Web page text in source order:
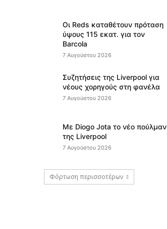
Οι Reds καταθέτουν πρόταση
ύψους 115 εκατ. για τον
Barcola
7 Αυγούστου 2026
Συζητήσεις της Liverpool για
νέους χορηγούς στη φανέλα
7 Αυγούστου 2026
Με Diogo Jota το νέο πούλμαν
της Liverpool
7 Αυγούστου 2026
Φόρτωση περισσοτέρων